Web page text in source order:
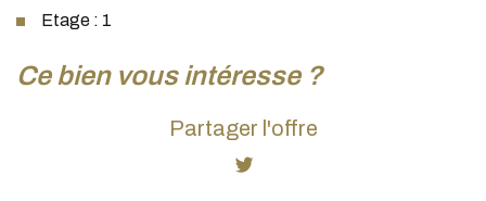
Etage : 1
la ville de chaponost (69630)
ce bien vous intéresse ?
Partager l'offre